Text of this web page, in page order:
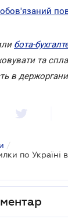
бота-
та
в
/